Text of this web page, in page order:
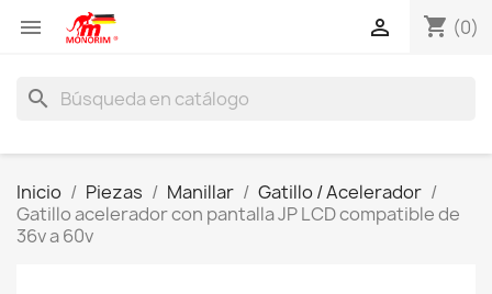
 shopping_cart (0)

search
Inicio Piezas Manillar
Gatillo / Acelerador
Gatillo acelerador con pantalla JP LCD compatible de
36v a 60v